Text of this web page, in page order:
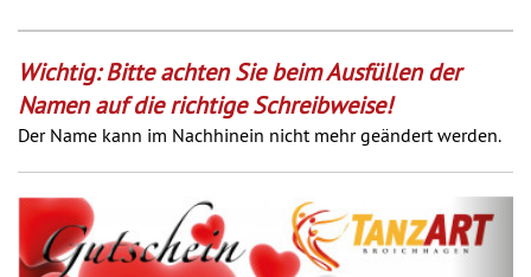
Wichtig: Bitte achten Sie beim Ausfüllen der
Namen auf die richtige Schreibweise!
Der Name kann im Nachhinein nicht mehr geändert werden.